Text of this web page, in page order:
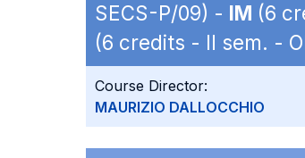
SECS-P/09) - IM (6
(6 credits - II sem. -
Course Director:
MAURIZIO DALLOCCHIO